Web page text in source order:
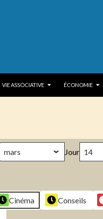
VIE ASSOCIATIVE ÉCONOMIE
Jour
Cinéma Conseils